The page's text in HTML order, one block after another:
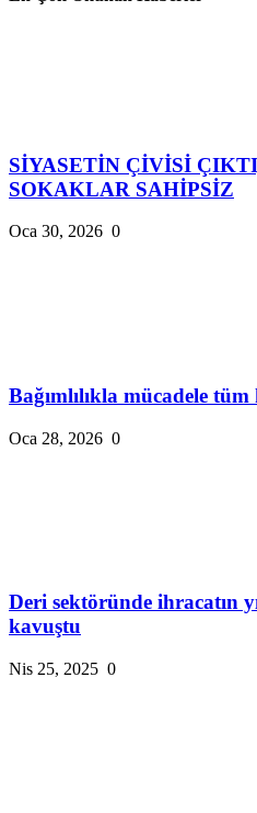
SİYASETİN ÇİVİSİ
SOKAKLAR SAHİPSİZ
Oca 30, 2026 0
Bağımlılıkla mücadele tüm
Oca 28, 2026 0
Deri sektöründe ihracatın
kavuştu
Nis 25, 2025 0